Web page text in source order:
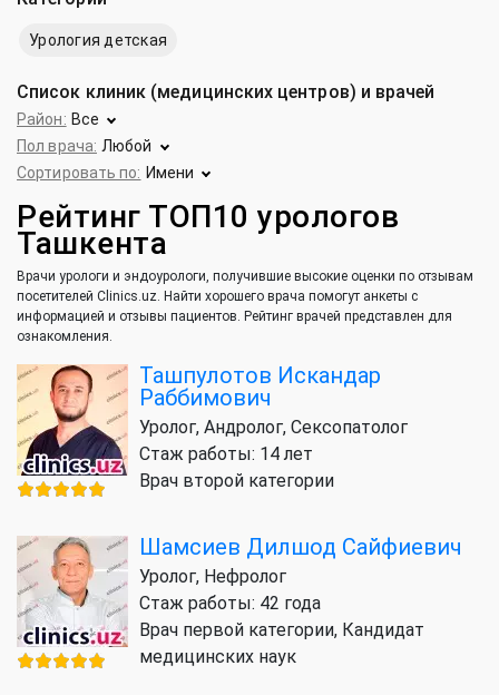
Урология детская
Список клиник (медицинских центров) и врачей
Район: Все
Пол врача: Любой
Сортировать по: Имени
Рейтинг ТОП10 урологов
Ташкента
Врачи урологи и эндоурологи, получившие высокие оценки по отзывам
посетителей Clinics.uz. Найти хорошего врача помогут анкеты с
информацией и отзывы пациентов. Рейтинг врачей представлен для
ознакомления.
Ташпулотов Искандар
Раббимович
Уролог, Андролог, Сексопатолог
Стаж работы: 14 лет
Врач второй категории
Шамсиев Дилшод Сайфиевич
Уролог, Нефролог
Стаж работы: 42 года
Врач первой категории, Кандидат
медицинских наук